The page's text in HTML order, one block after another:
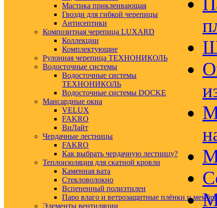
Мастика приклеивающая
Гвозди для гибкой черепицы
Антисептики
Композитная черепица LUXARD
Коллекции
Комплектующие
Рулонная черепица ТЕХНОНИКОЛЬ
Водосточные системы
Водосточные системы
ТЕХНОНИКОЛЬ
Водосточные системы DOCKE
Мансардные окна
VELUX
FAKRO
ВиЛайт
Чердачные лестницы
FAKRO
Как выбрать чердачную лестницу?
Теплоизоляция для скатной кровли
Каменная вата
Стекловолокно
Вспененный полиэтилен
Паро влаго и ветрозащитные плёнки и
Элементы вентиляции